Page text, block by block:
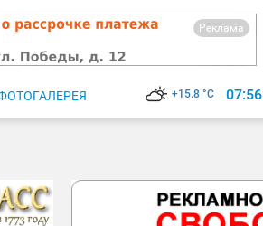
Реклама
+15.8 °C 07:56